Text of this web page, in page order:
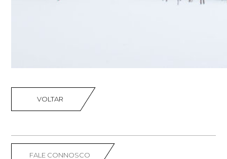
VOLTAR
FALE CONNOSCO